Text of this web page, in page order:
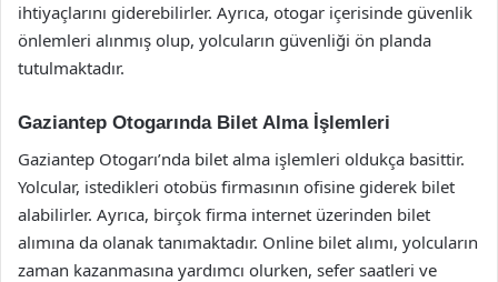
ihtiyaçlarını giderebilirler. Ayrıca, otogar içerisinde güvenlik
önlemleri alınmış olup, yolcuların güvenliği ön planda
tutulmaktadır.
Gaziantep Otogarında Bilet Alma İşlemleri
Gaziantep Otogarı’nda bilet alma işlemleri oldukça basittir.
Yolcular, istedikleri otobüs firmasının ofisine giderek bilet
alabilirler. Ayrıca, birçok firma internet üzerinden bilet
alımına da olanak tanımaktadır. Online bilet alımı, yolcuların
zaman kazanmasına yardımcı olurken, sefer saatleri ve